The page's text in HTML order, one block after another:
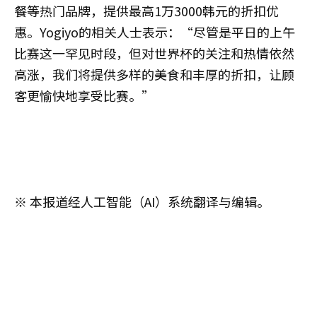
餐等热门品牌，提供最高1万3000韩元的折扣优
惠。Yogiyo的相关人士表示：“尽管是平日的上午
比赛这一罕见时段，但对世界杯的关注和热情依然
高涨，我们将提供多样的美食和丰厚的折扣，让顾
客更愉快地享受比赛。”
※ 本报道经人工智能（AI）系统翻译与编辑。